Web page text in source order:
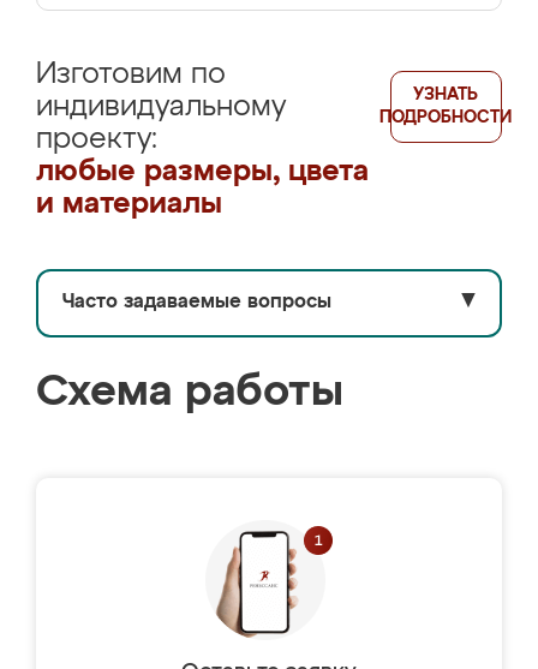
Изготовим по
индивидуальному
проекту:
любые размеры, цвета
и материалы
УЗНАТЬ
ПОДРОБНОСТИ
Часто задаваемые вопросы ▼
Схема работы